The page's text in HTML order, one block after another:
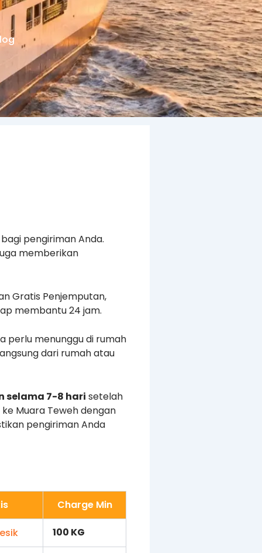
pengiriman Anda.
memberikan
Gratis Penjemputan,
membantu 24 jam.
perlu menunggu di rumah
dari rumah atau
selama 7-8 hari setelah
Muara Teweh dengan
pengiriman Anda
Charge Min
100 KG